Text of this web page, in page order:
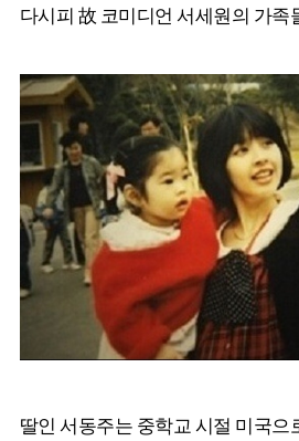
다시피 故 코미디언 서세원의 가족
딸인 서동주는 중학교 시절 미국으